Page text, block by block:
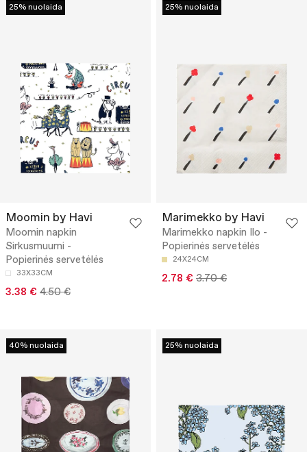
25% nuolaida
Moomin by Havi
Moomin napkin
Sirkusmuumi -
Popierinės servetėlės
33X33CM
3.38 € 4.50 €
25% nuolaida
Marimekko by Havi
Marimekko napkin Ilo -
Popierinės servetėlės
24X24CM
2.78 € 3.70 €
40% nuolaida 25% nuolaida